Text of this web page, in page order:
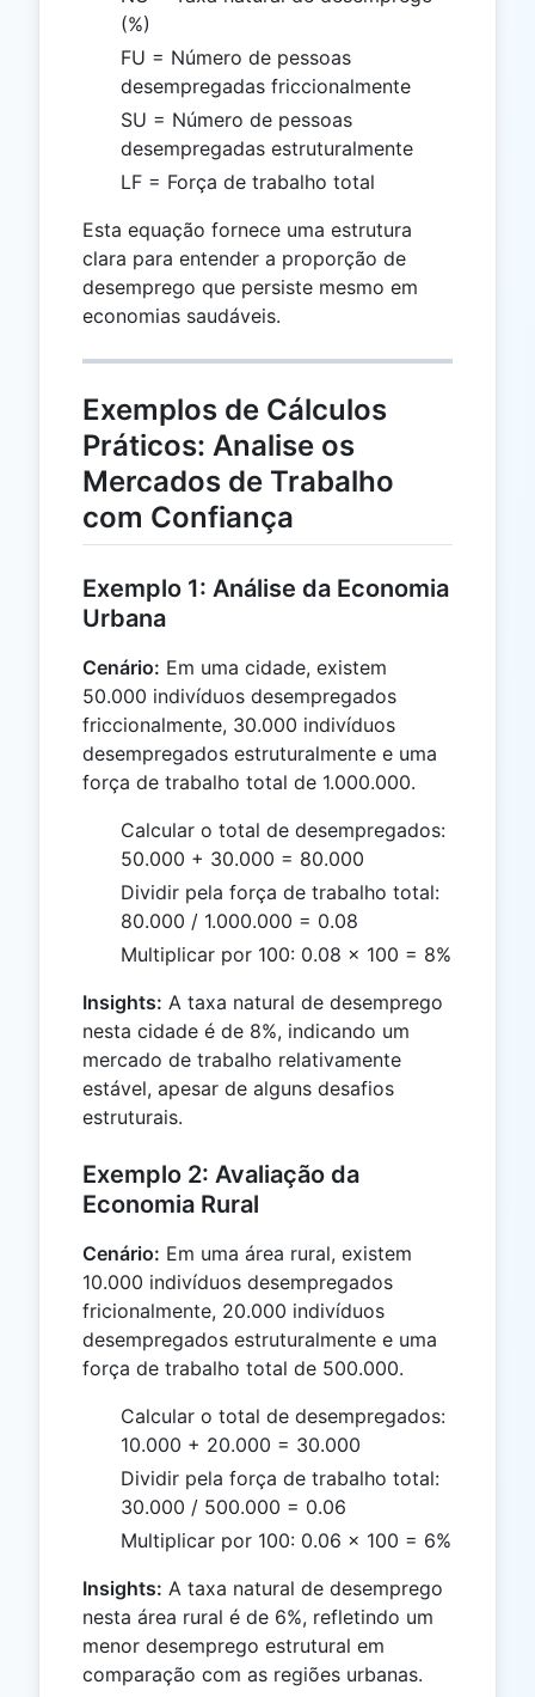
(%)
FU = Número de pessoas
desempregadas friccionalmente
SU = Número de pessoas
desempregadas estruturalmente
LF = Força de trabalho total
Esta equação fornece uma estrutura
clara para entender a proporção de
desemprego que persiste mesmo em
economias saudáveis.
Exemplos de Cálculos
Práticos: Analise os
Mercados de Trabalho
com Confiança
Exemplo 1: Análise da Economia
Urbana
Cenário: Em uma cidade, existem
50.000 indivíduos desempregados
friccionalmente, 30.000 indivíduos
desempregados estruturalmente e uma
força de trabalho total de 1.000.000.
Calcular o total de desempregados:
50.000 + 30.000 = 80.000
Dividir pela força de trabalho total:
80.000 / 1.000.000 = 0.08
Multiplicar por 100: 0.08 × 100 = 8%
Insights: A taxa natural de desemprego
nesta cidade é de 8%, indicando um
mercado de trabalho relativamente
estável, apesar de alguns desafios
estruturais.
Exemplo 2: Avaliação da
Economia Rural
Cenário: Em uma área rural, existem
10.000 indivíduos desempregados
fricionalmente, 20.000 indivíduos
desempregados estruturalmente e uma
força de trabalho total de 500.000.
Calcular o total de desempregados:
10.000 + 20.000 = 30.000
Dividir pela força de trabalho total:
30.000 / 500.000 = 0.06
Multiplicar por 100: 0.06 × 100 = 6%
Insights: A taxa natural de desemprego
nesta área rural é de 6%, refletindo um
menor desemprego estrutural em
comparação com as regiões urbanas.